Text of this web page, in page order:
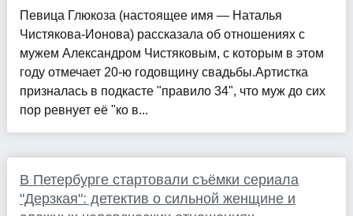
Певица Глюкоза (настоящее имя — Наталья
Чистякова-Ионова) рассказала об отношениях с
мужем Александром Чистяковым, с которым в этом
году отмечает 20-ю годовщину свадьбы.Артистка
призналась в подкасте "правило 34", что муж до сих
пор ревнует её "ко в...
В Петербурге стартовали съёмки сериала
"Дерзкая": детектив о сильной женщине и